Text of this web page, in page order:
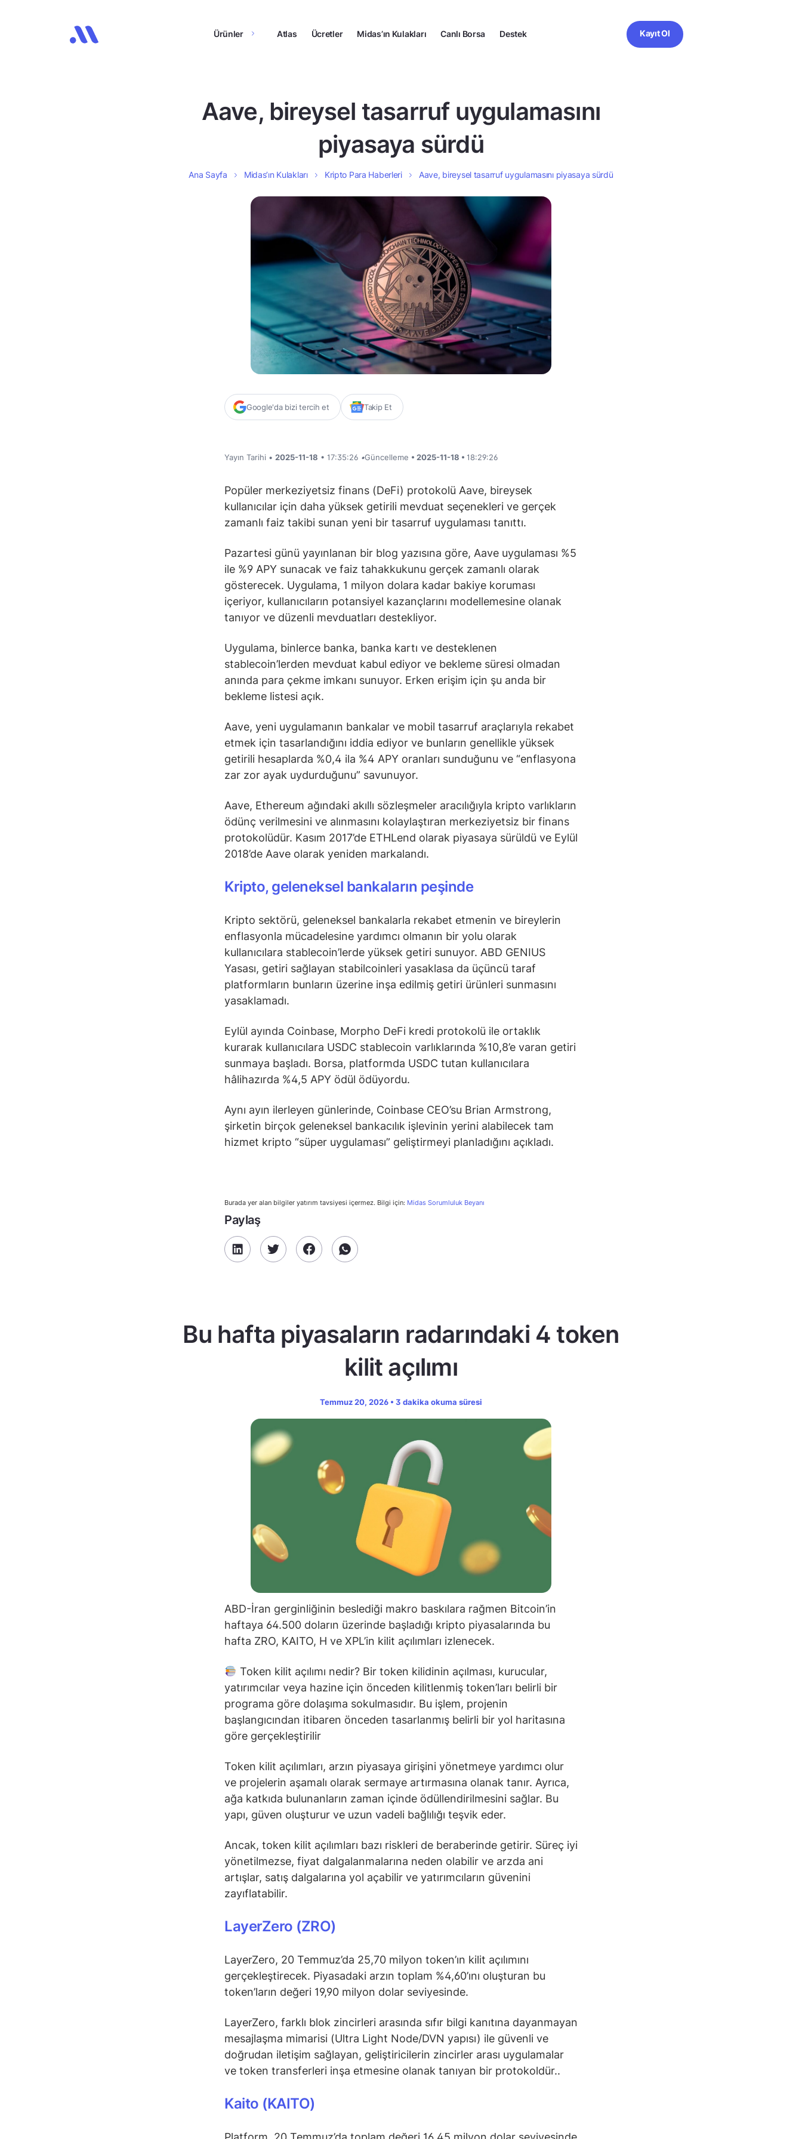
Ürünler Atlas Ücretler Midas’ın Kulakları Canlı Borsa Destek Kayıt Ol
Aave, bireysel tasarruf uygulamasını
piyasaya sürdü
Ana Sayfa Midas’ın Kulakları Kripto Para Haberleri Aave, bireysel tasarruf uygulamasını piyasaya sürdü
Google'da bizi tercih et Takip Et
Yayın Tarihi • 2025-11-18 • 17:35:26 •Güncelleme • 2025-11-18 • 18:29:26
Popüler merkeziyetsiz finans (DeFi) protokolü Aave, bireysek
kullanıcılar için daha yüksek getirili mevduat seçenekleri ve gerçek
zamanlı faiz takibi sunan yeni bir tasarruf uygulaması tanıttı.
Pazartesi günü yayınlanan bir blog yazısına göre, Aave uygulaması %5
ile %9 APY sunacak ve faiz tahakkukunu gerçek zamanlı olarak
gösterecek. Uygulama, 1 milyon dolara kadar bakiye koruması
içeriyor, kullanıcıların potansiyel kazançlarını modellemesine olanak
tanıyor ve düzenli mevduatları destekliyor.
Uygulama, binlerce banka, banka kartı ve desteklenen
stablecoin’lerden mevduat kabul ediyor ve bekleme süresi olmadan
anında para çekme imkanı sunuyor. Erken erişim için şu anda bir
bekleme listesi açık.
Aave, yeni uygulamanın bankalar ve mobil tasarruf araçlarıyla rekabet
etmek için tasarlandığını iddia ediyor ve bunların genellikle yüksek
getirili hesaplarda %0,4 ila %4 APY oranları sunduğunu ve “enflasyona
zar zor ayak uydurduğunu” savunuyor.
Aave, Ethereum ağındaki akıllı sözleşmeler aracılığıyla kripto varlıkların
ödünç verilmesini ve alınmasını kolaylaştıran merkeziyetsiz bir finans
protokolüdür. Kasım 2017’de ETHLend olarak piyasaya sürüldü ve Eylül
2018’de Aave olarak yeniden markalandı.
Kripto, geleneksel bankaların peşinde
Kripto sektörü, geleneksel bankalarla rekabet etmenin ve bireylerin
enflasyonla mücadelesine yardımcı olmanın bir yolu olarak
kullanıcılara stablecoin’lerde yüksek getiri sunuyor. ABD GENIUS
Yasası, getiri sağlayan stabilcoinleri yasaklasa da üçüncü taraf
platformların bunların üzerine inşa edilmiş getiri ürünleri sunmasını
yasaklamadı.
Eylül ayında Coinbase, Morpho DeFi kredi protokolü ile ortaklık
kurarak kullanıcılara USDC stablecoin varlıklarında %10,8’e varan getiri
sunmaya başladı. Borsa, platformda USDC tutan kullanıcılara
hâlihazırda %4,5 APY ödül ödüyordu.
Aynı ayın ilerleyen günlerinde, Coinbase CEO’su Brian Armstrong,
şirketin birçok geleneksel bankacılık işlevinin yerini alabilecek tam
hizmet kripto “süper uygulaması” geliştirmeyi planladığını açıkladı.
Burada yer alan bilgiler yatırım tavsiyesi içermez. Bilgi için: Midas Sorumluluk Beyanı
Paylaş
Bu hafta piyasaların radarındaki 4 token
kilit açılımı
Temmuz 20, 2026 • 3 dakika okuma süresi
ABD-İran gerginliğinin beslediği makro baskılara rağmen Bitcoin’in
haftaya 64.500 doların üzerinde başladığı kripto piyasalarında bu
hafta ZRO, KAITO, H ve XPL’in kilit açılımları izlenecek.
Token kilit açılımı nedir? Bir token kilidinin açılması, kurucular,
yatırımcılar veya hazine için önceden kilitlenmiş token’ları belirli bir
programa göre dolaşıma sokulmasıdır. Bu işlem, projenin
başlangıcından itibaren önceden tasarlanmış belirli bir yol haritasına
göre gerçekleştirilir
Token kilit açılımları, arzın piyasaya girişini yönetmeye yardımcı olur
ve projelerin aşamalı olarak sermaye artırmasına olanak tanır. Ayrıca,
ağa katkıda bulunanların zaman içinde ödüllendirilmesini sağlar. Bu
yapı, güven oluşturur ve uzun vadeli bağlılığı teşvik eder.
Ancak, token kilit açılımları bazı riskleri de beraberinde getirir. Süreç iyi
yönetilmezse, fiyat dalgalanmalarına neden olabilir ve arzda ani
artışlar, satış dalgalarına yol açabilir ve yatırımcıların güvenini
zayıflatabilir.
LayerZero (ZRO)
LayerZero, 20 Temmuz’da 25,70 milyon token’ın kilit açılımını
gerçekleştirecek. Piyasadaki arzın toplam %4,60’ını oluşturan bu
token’ların değeri 19,90 milyon dolar seviyesinde.
LayerZero, farklı blok zincirleri arasında sıfır bilgi kanıtına dayanmayan
mesajlaşma mimarisi (Ultra Light Node/DVN yapısı) ile güvenli ve
doğrudan iletişim sağlayan, geliştiricilerin zincirler arası uygulamalar
ve token transferleri inşa etmesine olanak tanıyan bir protokoldür..
Kaito (KAITO)